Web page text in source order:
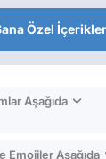
Özel İçerikler
Aşağıda
Emojiler Aşağıda